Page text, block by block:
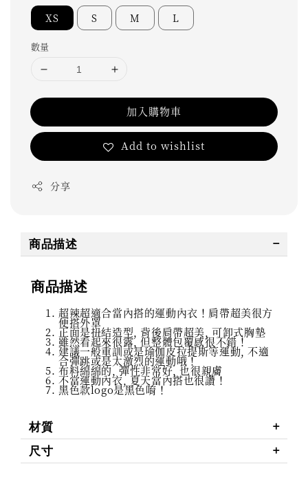
XS S M L
數量
加入購物車
Add to wishlist
分享
商品描述
商品描述
超辣超適合當內搭的運動內衣！肩帶超美很方
便搭外罩
正面是扭結造型, 背後肩帶超美, 可卸式胸墊
雖然看起來很露, 但整體包覆感很不錯！
建議一般重訓或是瑜伽皮拉提斯等運動, 不適
合彈跳或是太激烈的運動哦！
布料綿綿的, 彈性非常好, 也很親膚
不當運動內衣, 夏天當內搭也很讚！
黑色款logo是黑色唷！
材質
尺寸